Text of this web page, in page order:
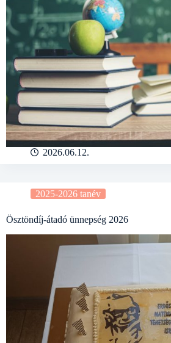
2026.06.12.
2025-2026 tanév
Ösztöndíj-átadó ünnepség 2026